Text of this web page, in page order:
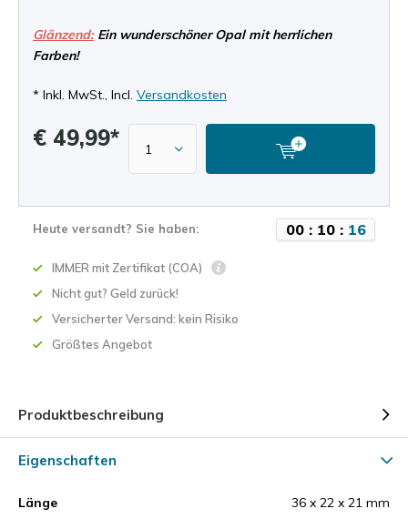
Glänzend:Ein wunderschöner Opal mit herrlichen
Farben!
* Inkl. MwSt., Incl. Versandkosten
€ 49,99*
Heute versandt? Sie haben: 00: 10: 15
IMMER mit Zertifikat (COA)
Nicht gut? Geld zurück!
Versicherter Versand: kein Risiko
Größtes Angebot
Produktbeschreibung
Eigenschaften
Länge 36 x 22 x 21 mm